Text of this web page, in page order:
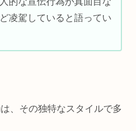
凌駕していると語ってい
、その独特なスタイルで多